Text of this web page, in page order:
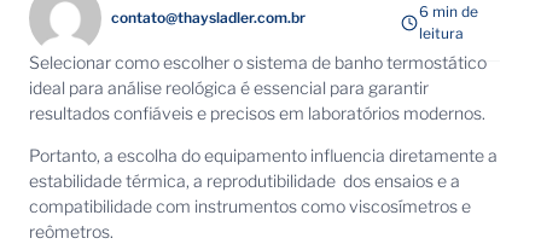
contato@thaysladler.com.br
6 min de
leitura
Selecionar como escolher o sistema de banho termostático
ideal para análise reológica é essencial para garantir
resultados confiáveis e precisos em laboratórios modernos.
Portanto, a escolha do equipamento influencia diretamente a
estabilidade térmica, a reprodutibilidade dos ensaios e a
compatibilidade com instrumentos como viscosímetros e
reômetros.